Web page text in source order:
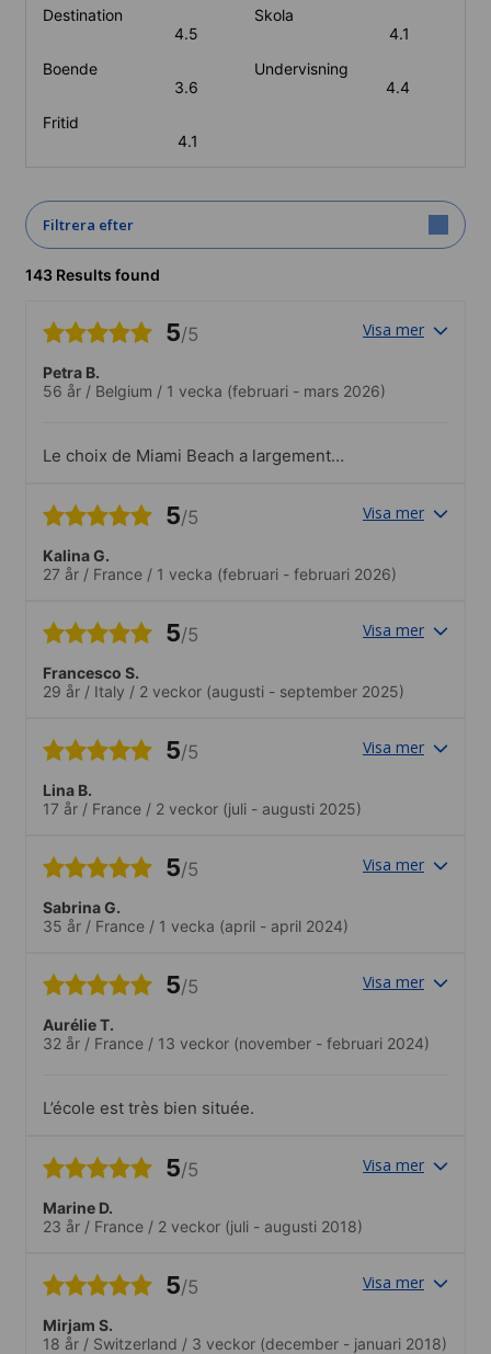
Destination
4.5
Skola
4.1
Boende
3.6
Undervisning
4.4
Fritid
4.1
Filtrera efter
143 Results found
5/5 Visa mer
Petra B.
56 år / Belgium / 1 vecka (februari - mars 2026)
Le choix de Miami Beach a largement
formidable, notamment grâce à la
qui m’a accueilli. L’école était également
très bien organisée, avec des niveaux
différentes nations, ce qui rendait les
échanges particulièrement enrichissants.
Tout était vraiment intéressant et
inspirant. Le seul regret est de ne pas
être resté plus longtemps, car une
chose est certaine : je reviendrai.
5/5 Visa mer
Kalina G.
27 år / France / 1 vecka (februari - februari 2026)
5/5 Visa mer
Francesco S.
29 år / Italy / 2 veckor (augusti - september 2025)
5/5 Visa mer
Lina B.
17 år / France / 2 veckor (juli - augusti 2025)
5/5 Visa mer
Sabrina G.
35 år / France / 1 vecka (april - april 2024)
5/5 Visa mer
Aurélie T.
32 år / France / 13 veckor (november - februari 2024)
L’école est très bien située.
5/5 Visa mer
Marine D.
23 år / France / 2 veckor (juli - augusti 2018)
5/5 Visa mer
Mirjam S.
18 år / Switzerland / 3 veckor (december - januari 2018)